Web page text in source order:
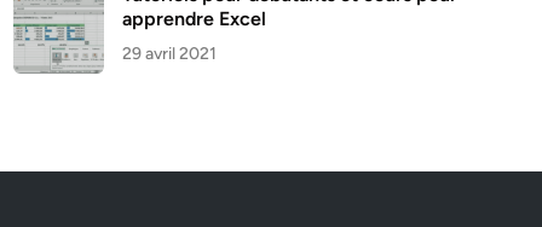
apprendre Excel
29 avril 2021